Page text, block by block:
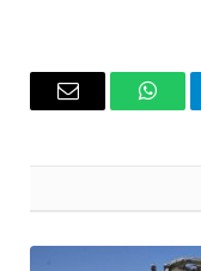
واتساب البريد